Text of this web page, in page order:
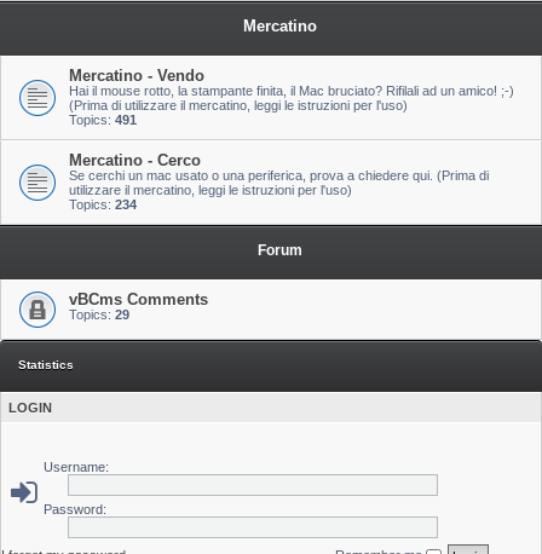
Mercatino
Mercatino - Vendo
Hai il mouse rotto, la stampante finita, il Mac bruciato? Rifilali ad un amico! ;-)
(Prima di utilizzare il mercatino, leggi le istruzioni per l'uso)
Topics: 491
Mercatino - Cerco
Se cerchi un mac usato o una periferica, prova a chiedere qui. (Prima di
utilizzare il mercatino, leggi le istruzioni per l'uso)
Topics: 234
Forum
vBCms Comments
Topics: 29
Statistics
LOGIN
Username:
Password: